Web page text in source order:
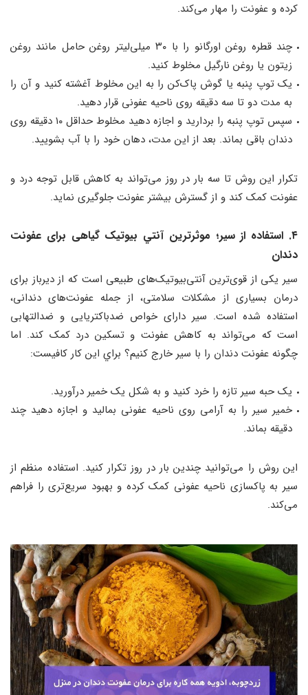
کرده و عفونت را مهار می‌کند.
چند قطره روغن اورگانو را با ۳۰ میلی‌لیتر روغن حامل مانند روغن
زیتون یا روغن نارگیل مخلوط کنید.
یک توپ پنبه یا گوش پاک‌کن را به این مخلوط آغشته کنید و آن را
به مدت دو تا سه دقیقه روی ناحیه عفونی قرار دهید.
سپس توپ پنبه را بردارید و اجازه دهید مخلوط حداقل ۱۰ دقیقه روی
دندان باقی بماند. بعد از این مدت، دهان خود را با آب بشویید.
تکرار این روش تا سه بار در روز می‌تواند به کاهش قابل توجه درد و
عفونت کمک کند و از گسترش بیشتر عفونت جلوگیری نماید.
۴. استفاده از سیر؛ موثرترين آنتي بيوتيک گياهی برای عفونت
دندان
سیر یکی از قوی‌ترین آنتی‌بیوتیک‌های طبیعی است که از دیرباز برای
درمان بسیاری از مشکلات سلامتی، از جمله عفونت‌های دندانی،
استفاده شده است. سیر دارای خواص ضدباکتریایی و ضدالتهابی
است که می‌تواند به کاهش عفونت و تسکین درد کمک کند. اما
چگونه عفونت دندان را با سير خارج كنيم؟ براي اين كار كافيست:
یک حبه سیر تازه را خرد کنید و به شکل یک خمیر درآورید.
خمیر سیر را به آرامی روی ناحیه عفونی بمالید و اجازه دهید چند
دقیقه بماند.
این روش را می‌توانید چندین بار در روز تکرار کنید. استفاده منظم از
سیر به پاکسازی ناحیه عفونی کمک کرده و بهبود سریع‌تری را فراهم
می‌کند.